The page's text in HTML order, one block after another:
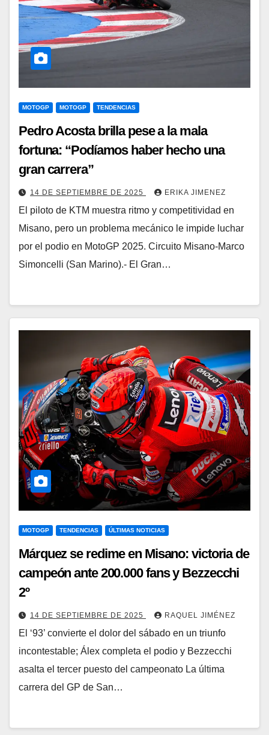
MOTOGP MOTOGP TENDENCIAS
Pedro Acosta brilla pese a la mala
fortuna: “Podíamos haber hecho una
gran carrera”
14 DE SEPTIEMBRE DE 2025 ERIKA JIMENEZ
El piloto de KTM muestra ritmo y competitividad en
Misano, pero un problema mecánico le impide luchar
por el podio en MotoGP 2025. Circuito Misano-Marco
Simoncelli (San Marino).- El Gran…
MOTOGP TENDENCIAS ÚLTIMAS NOTICIAS
Márquez se redime en Misano: victoria de
campeón ante 200.000 fans y Bezzecchi
2º
14 DE SEPTIEMBRE DE 2025 RAQUEL JIMÉNEZ
El ‘93’ convierte el dolor del sábado en un triunfo
incontestable; Álex completa el podio y Bezzecchi
asalta el tercer puesto del campeonato La última
carrera del GP de San…